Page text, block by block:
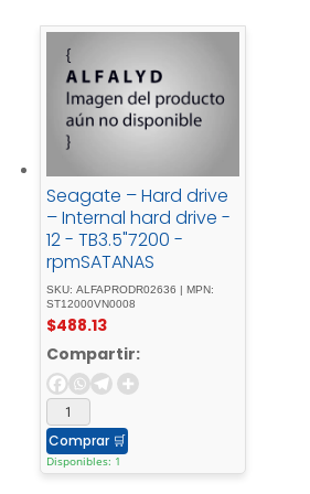
Seagate – Hard drive
– Internal hard drive -
12 - TB3.5"7200 -
rpmSATANAS
SKU: ALFAPRODR02636 | MPN:
ST12000VN0008
$488.13
Compartir:
Comprar 🛒
Disponibles: 1